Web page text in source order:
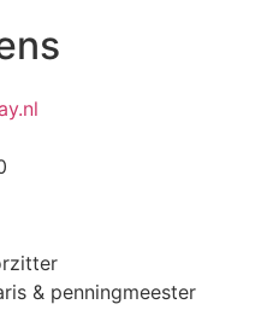
& penningmeester